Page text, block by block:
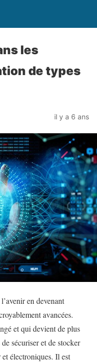
les
de types
il y a 6 ans
en devenant
avancées.
et qui devient de plus
sécuriser et de stocker
électroniques. Il est